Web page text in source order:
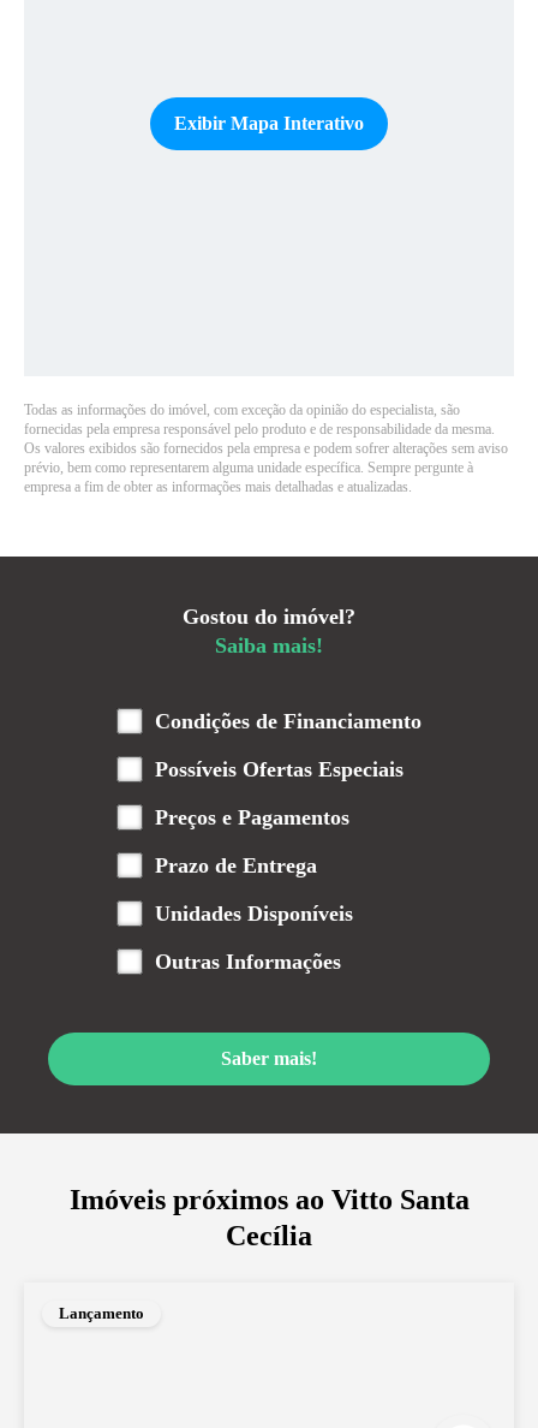
Exibir Mapa Interativo
Todas as informações do imóvel, com exceção da opinião do especialista, são
fornecidas pela empresa responsável pelo produto e de responsabilidade da mesma.
Os valores exibidos são fornecidos pela empresa e podem sofrer alterações sem aviso
prévio, bem como representarem alguma unidade específica. Sempre pergunte à
empresa a fim de obter as informações mais detalhadas e atualizadas.
Gostou do imóvel?
Saiba mais!
Condições de Financiamento
Possíveis Ofertas Especiais
Preços e Pagamentos
Prazo de Entrega
Unidades Disponíveis
Outras Informações
Saber mais!
Imóveis próximos ao Vitto Santa
Cecília
Lançamento